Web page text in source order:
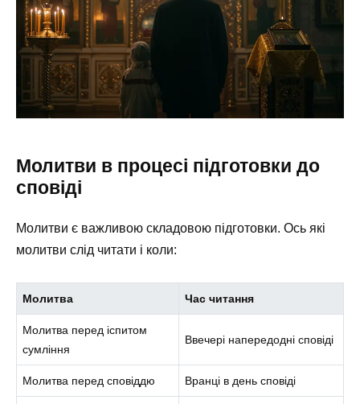
Молитви в процесі підготовки до
сповіді
Молитви є важливою складовою підготовки. Ось які
молитви слід читати і коли:
Молитва Час читання
Молитва перед іспитом
сумління
Ввечері напередодні сповіді
Молитва перед сповіддю Вранці в день сповіді